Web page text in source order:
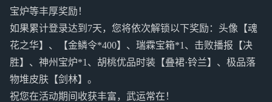
宝炉等丰厚奖励！
如果累计登录达到7天，您将依次解锁以下奖励：头像【魂
花之华】、【金鳞令*400】、瑞霖宝箱*1、击败播报【决
胜】、神州宝炉*1、胡桃优品时装【叠裙·铃兰】、极品落
物堆皮肤【剑林】。
祝您在活动期间收获丰富，武运常在！